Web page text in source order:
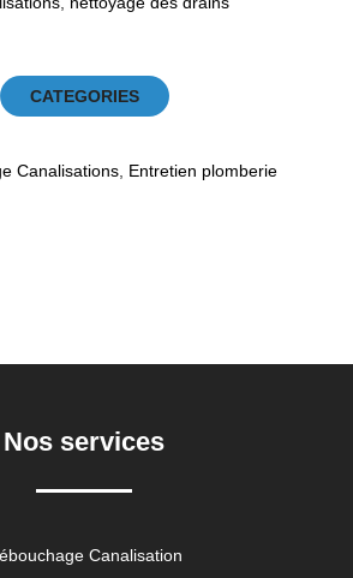
CATEGORIES
Canalisations, Entretien plomberie
Nos services
Canalisation